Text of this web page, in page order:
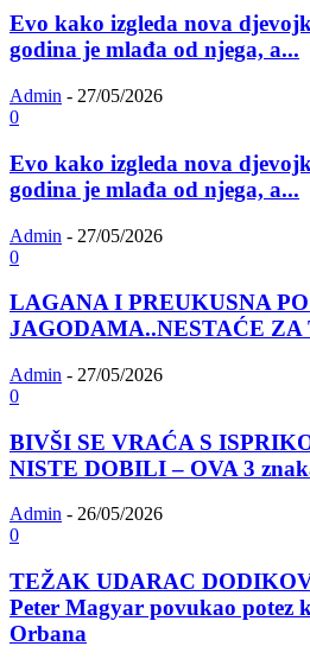
Evo kako izgleda nova
godina je mlađa od njega, a...
Admin - 27/05/2026
0
Evo kako izgleda nova
godina je mlađa od njega, a...
Admin - 27/05/2026
0
LAGANA I PREUKUSNA
JAGODAMA..NESTAĆE ZA
Admin - 27/05/2026
0
BIVŠI SE VRAĆA S
NISTE DOBILI – OVA 3
Admin - 26/05/2026
0
TEŽAK UDARAC
Peter Magyar povukao potez
Orbana